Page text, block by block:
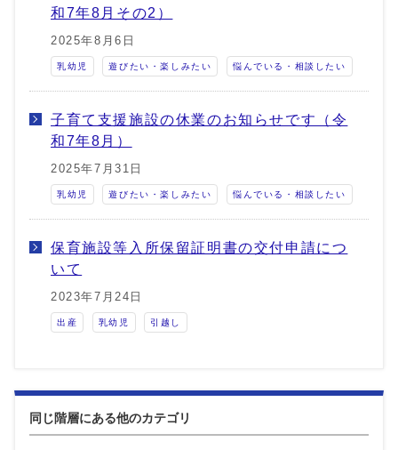
和7年8月その2）
2025年8月6日
乳幼児 遊びたい・楽しみたい 悩んでいる・相談したい
子育て支援施設の休業のお知らせです（令
和7年8月）
2025年7月31日
乳幼児 遊びたい・楽しみたい 悩んでいる・相談したい
保育施設等入所保留証明書の交付申請につ
いて
2023年7月24日
出産 乳幼児 引越し
同じ階層にある他のカテゴリ